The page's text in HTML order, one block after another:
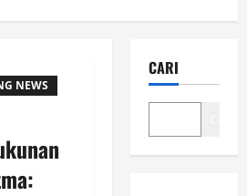
NEWS
CARI